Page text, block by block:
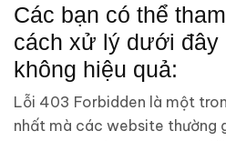
Các bạn có thể
cách xử lý dưới đây
không hiệu quả:
Lỗi 403 Forbidden là một
nhất mà các website thường